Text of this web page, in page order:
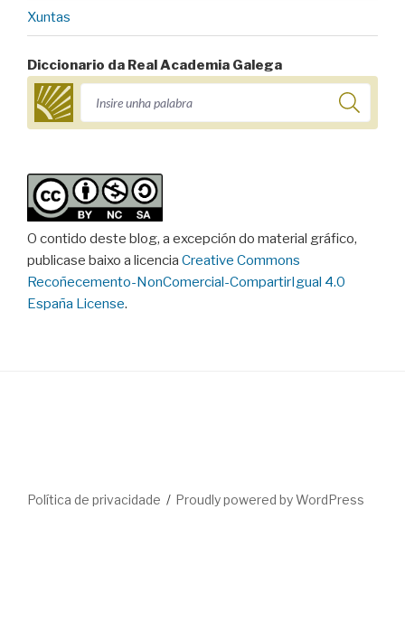
Xuntas
Diccionario da Real Academia Galega
O contido deste blog, a excepción do material gráfico,
publicase baixo a licencia Creative Commons
Recoñecemento-NonComercial-CompartirIgual 4.0
España License.
Política de privacidade Proudly powered by WordPress